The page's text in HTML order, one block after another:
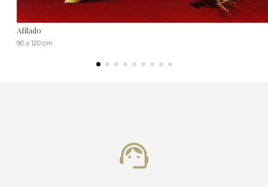
Afilado
90 x 120 cm